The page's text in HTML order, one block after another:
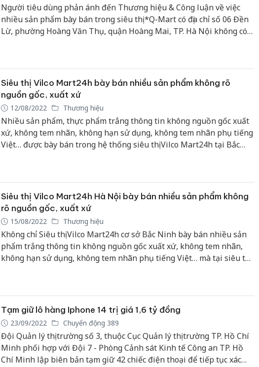
Người tiêu dùng phản ánh đến Thương hiệu & Công luận về việc
nhiều sản phẩm bày bán trong siêu thị *Q-Mart có địa chỉ số 06 Đền
Lừ, phường Hoàng Văn Thụ, quận Hoàng Mai, TP. Hà Nội không có
Siêu thị Vilco Mart24h bày bán nhiều sản phẩm không rõ
nguồn gốc, xuất xứ
12/08/2022 Thương hiệu
Nhiều sản phẩm, thực phẩm trắng thông tin không nguồn gốc xuất
xứ, không tem nhãn, không hạn sử dụng, không tem nhãn phụ tiếng
Việt… được bày bán trong hệ thống siêu thị Vilco Mart24h tại Bắc
Siêu thị Vilco Mart24h Hà Nội bày bán nhiều sản phẩm không
rõ nguồn gốc, xuất xứ
15/08/2022 Thương hiệu
Không chỉ Siêu thị Vilco Mart24h cơ sở Bắc Ninh bày bán nhiều sản
phẩm trắng thông tin không nguồn gốc xuất xứ, không tem nhãn,
không hạn sử dụng, không tem nhãn phụ tiếng Việt… mà tại siêu thị
Tạm giữ lô hàng Iphone 14 trị giá 1,6 tỷ đồng
23/09/2022 Chuyển động 389
Đội Quản lý thị trường số 3, thuộc Cục Quản lý thị trường TP. Hồ Chí
Minh phối hợp với Đội 7 - Phòng Cảnh sát Kinh tế Công an TP. Hồ
Chí Minh lập biên bản tạm giữ 42 chiếc điện thoại để tiếp tục xác
tìm bị hại trong vụ
án sản xuất, buôn
bán yến sào giả
hại trong vụ án
buôn bán bình sữa
Moyuum giả
bán hàng giả tại
Phú Quốc ra đầu